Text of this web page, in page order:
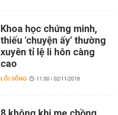
Khoa học chứng minh,
thiếu 'chuyện ấy' thường
xuyên tỉ lệ li hôn càng
cao
LỐI SỐNG 11:00 | 02/11/2018